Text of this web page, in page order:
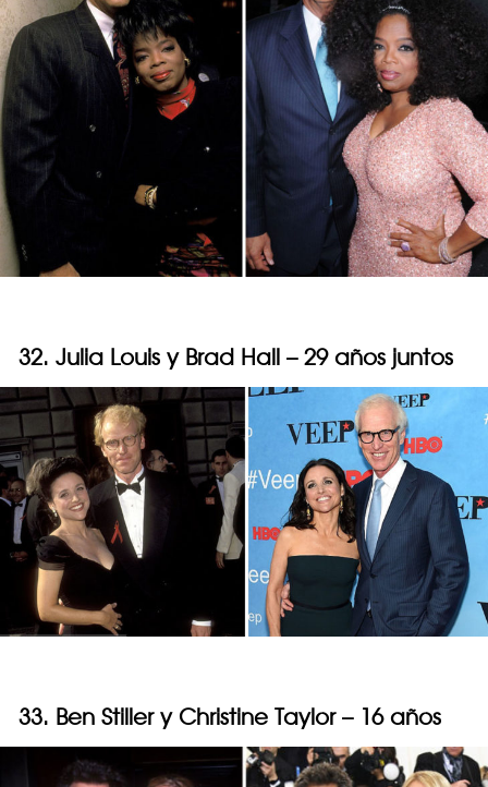
32. Julia Louis y Brad Hall – 29 años juntos
33. Ben Stiller y Christine Taylor – 16 años